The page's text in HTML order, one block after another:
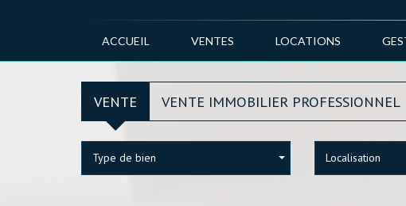
ACCUEIL VENTES LOCATIONS
VENTE VENTE IMMOBILIER PROFESSIONNEL
Type de bien Localisation